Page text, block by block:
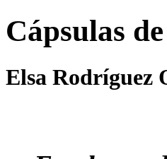
Cápsulas
Elsa Rodríguez